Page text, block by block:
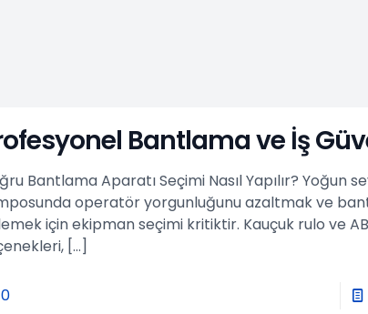
Bantlama ve İş
Bantlama Aparatı Seçimi Nasıl Yapılır? Yoğun
operatör yorgunluğunu azaltmak ve bant
için ekipman seçimi kritiktir. Kauçuk rulo ve
[…]
0